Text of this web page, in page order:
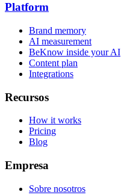
Platform
Brand memory
AI measurement
BeKnow inside your AI
Content plan
Integrations
Recursos
How it works
Pricing
Blog
Empresa
Sobre nosotros